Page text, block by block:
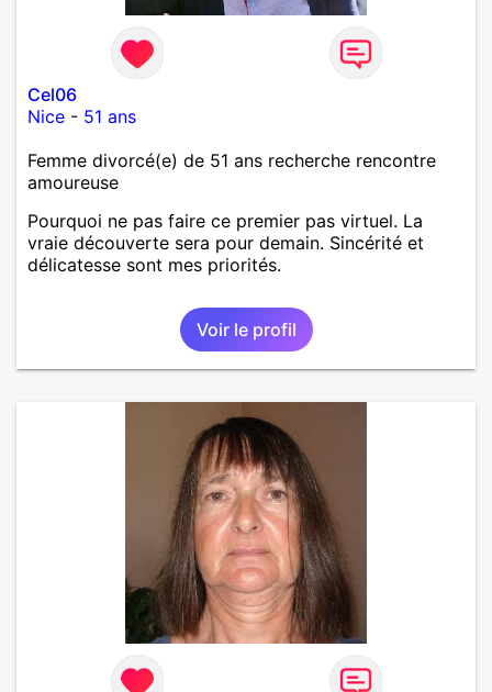
Cel06
Nice - 51 ans
Femme divorcé(e) de 51 ans recherche rencontre
amoureuse
Pourquoi ne pas faire ce premier pas virtuel. La
vraie découverte sera pour demain. Sincérité et
délicatesse sont mes priorités.
Voir le profil